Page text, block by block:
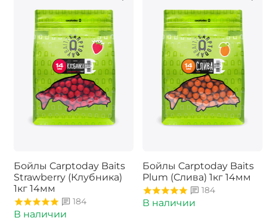
Бойлы Carptoday Baits
Strawberry (Клубника)
1кг 14мм
184
В наличии
Бойлы Carptoday Baits
Plum (Слива) 1кг 14мм
184
В наличии